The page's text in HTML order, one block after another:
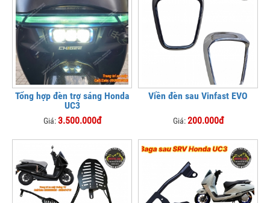
Tổng hợp đèn trợ sáng Honda
UC3
Giá:3.500.000đ
Viền đèn sau Vinfast EVO
Giá:200.000đ